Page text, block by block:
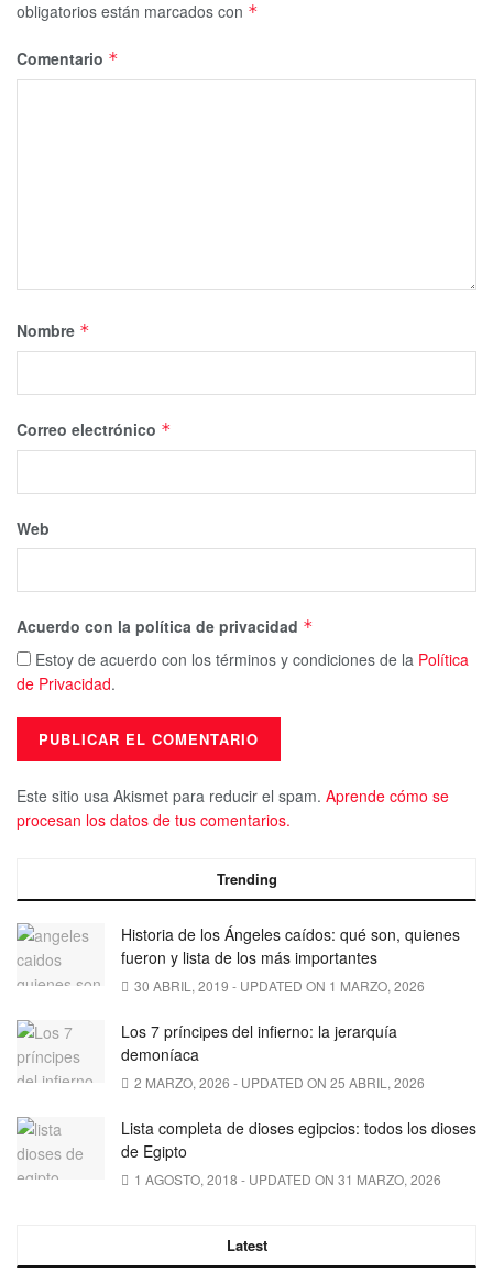
obligatorios están marcados con *
Comentario *
Nombre *
Correo electrónico *
Web
Acuerdo con la política de privacidad *
Estoy de acuerdo con los términos y condiciones de la Política
de Privacidad.
Este sitio usa Akismet para reducir el spam. Aprende cómo se
procesan los datos de tus comentarios.
Trending
Historia de los Ángeles caídos: qué son, quienes
fueron y lista de los más importantes
30 ABRIL, 2019 - UPDATED ON 1 MARZO, 2026
Los 7 príncipes del infierno: la jerarquía
demoníaca
2 MARZO, 2026 - UPDATED ON 25 ABRIL, 2026
Lista completa de dioses egipcios: todos los dioses
de Egipto
1 AGOSTO, 2018 - UPDATED ON 31 MARZO, 2026
Latest